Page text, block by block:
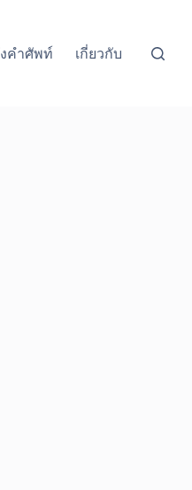
คำศัพท์ เกี่ยวกับ